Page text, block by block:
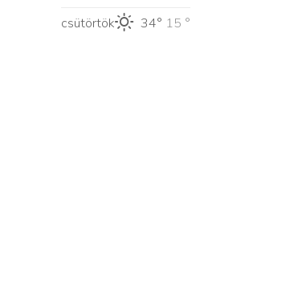
csütörtök
34° 15 °